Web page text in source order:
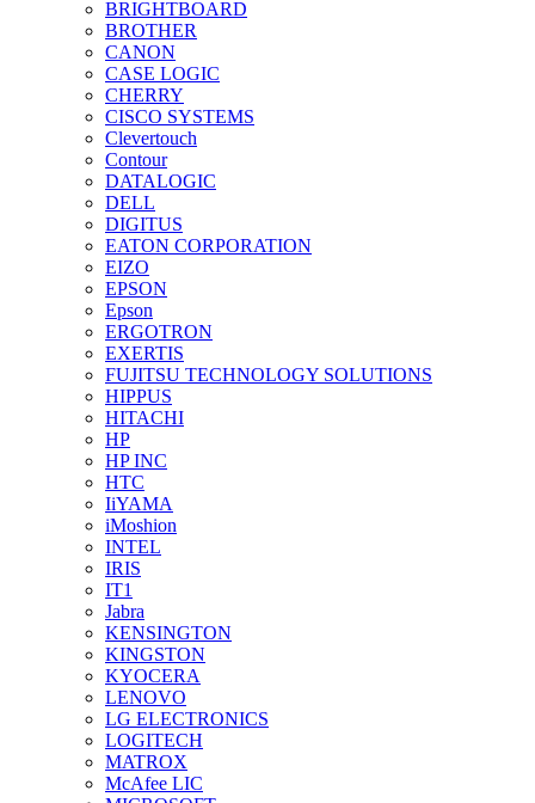
BRIGHTBOARD
BROTHER
CANON
CASE LOGIC
CHERRY
CISCO SYSTEMS
Clevertouch
Contour
DATALOGIC
DELL
DIGITUS
EATON CORPORATION
EIZO
EPSON
Epson
ERGOTRON
EXERTIS
FUJITSU TECHNOLOGY SOLUTIONS
HIPPUS
HITACHI
HP
HP INC
HTC
IiYAMA
iMoshion
INTEL
IRIS
IT1
Jabra
KENSINGTON
KINGSTON
KYOCERA
LENOVO
LG ELECTRONICS
LOGITECH
MATROX
McAfee LIC